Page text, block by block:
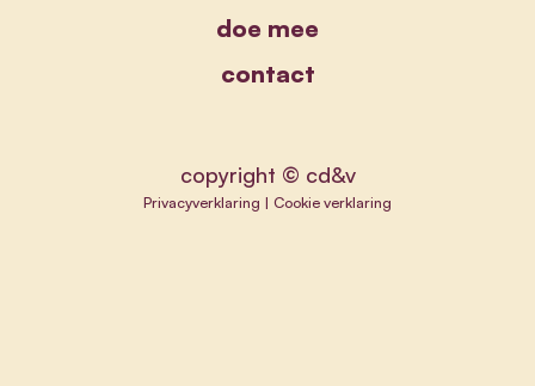
doe mee
contact
copyright © cd&v
Privacyverklaring | Cookie verklaring